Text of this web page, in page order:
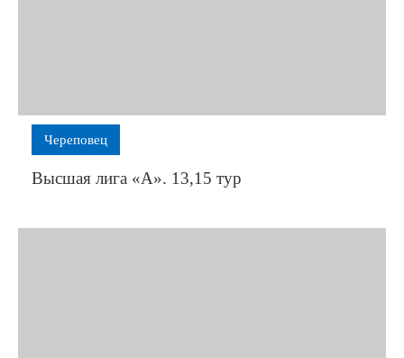
Череповец
Высшая лига «А». 13,15 тур